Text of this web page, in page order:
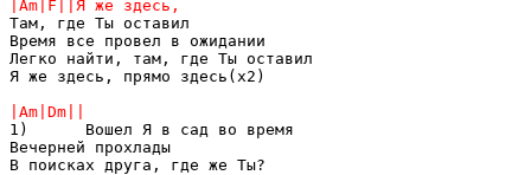
Там, где Ты оставил
Время все провел в ожидании
Легко найти, там, где Ты оставил
Я же здесь, прямо здесь(х2)
1)	Вошел Я в сад во время
Вечерней прохлады
В поисках друга, где же Ты?